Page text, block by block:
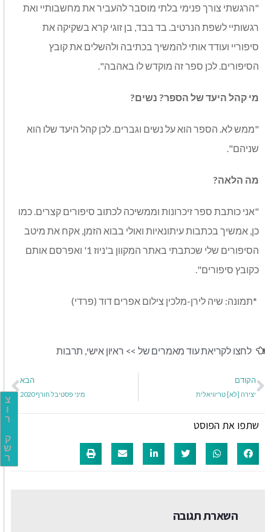
צ
ו
ר
ק
ש
ר
"הרגשתי צורך פנימי בלתי מוסבר להעביר את מחשבותיי ואת
רגשותיי לשפת הנרטיב. בד בבד, בן זוגי קרא בשקיקה את
סיפוריי ועודד אותי להמשיך בכתיבה ולהשלים את קובץ
הסיפורים. לכן ספר זה מוקדש לו באהבה".
מי קהל היעד של הספר? נשים?
"ממש לא. הספר הוא על נשים וגברים. לכן קהל היעד שלו הוא
שניהם".
מה הלאה?
"אני כותבת ספר זיכרונות וממשיכה לכתוב סיפורים קצרים. כמו
כן, אמשיך בכתבות עיתונאיות ואולי בבוא הזמן, אקח את מיטב
הסיפורים שלי שכתבתי באתר המקוון ב'ניוז 1' ואפרסם אותם
כקובץ סיפורים".
*תמונה: שיה לירן-מלכין צילום אפרים דוד (פרדי)
לחצו לקריאת עוד מאמרים של >> ראיון אישי, תרבות
הקודם
יצירה [לא] טריוויאלית
הבא
מיני פסטיבל חורף 2020
שתפו את הפוסט
השארת תגובה